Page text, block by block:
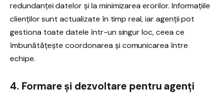
redundanței datelor și la minimizarea erorilor. Informațiile
clienților sunt actualizate în timp real, iar agenții pot
gestiona toate datele într-un singur loc, ceea ce
îmbunătățește coordonarea și comunicarea între
echipe.
4. Formare și dezvoltare pentru agenți